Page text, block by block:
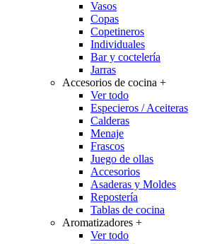
Vasos
Copas
Copetineros
Individuales
Bar y coctelería
Jarras
Accesorios de cocina +
Ver todo
Especieros / Aceiteras
Calderas
Menaje
Frascos
Juego de ollas
Accesorios
Asaderas y Moldes
Repostería
Tablas de cocina
Aromatizadores +
Ver todo